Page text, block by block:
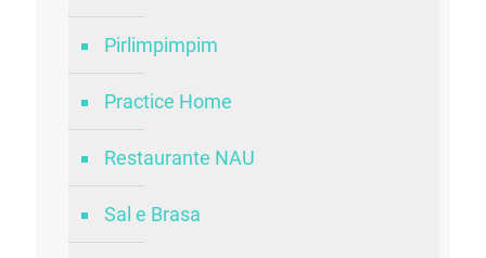
Pirlimpimpim
Practice Home
Restaurante NAU
Sal e Brasa